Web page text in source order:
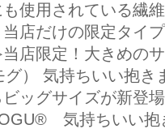
使用されている繊
店だけの限定タイ
店限定！大きめの
） 気持ちいい抱き
ビッグサイズが新登
気持ちいい抱